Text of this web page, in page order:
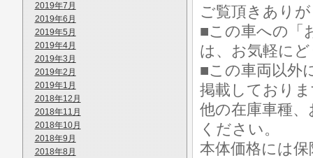
2019年7月
2019年6月
2019年5月
2019年4月
2019年3月
2019年2月
2019年1月
2018年12月
2018年11月
2018年10月
2018年9月
2018年8月
ご覧頂きあり
■この車への「
は、お気軽に
■この車両以外
掲載しており
他の在庫車種
ください。
本体価格には